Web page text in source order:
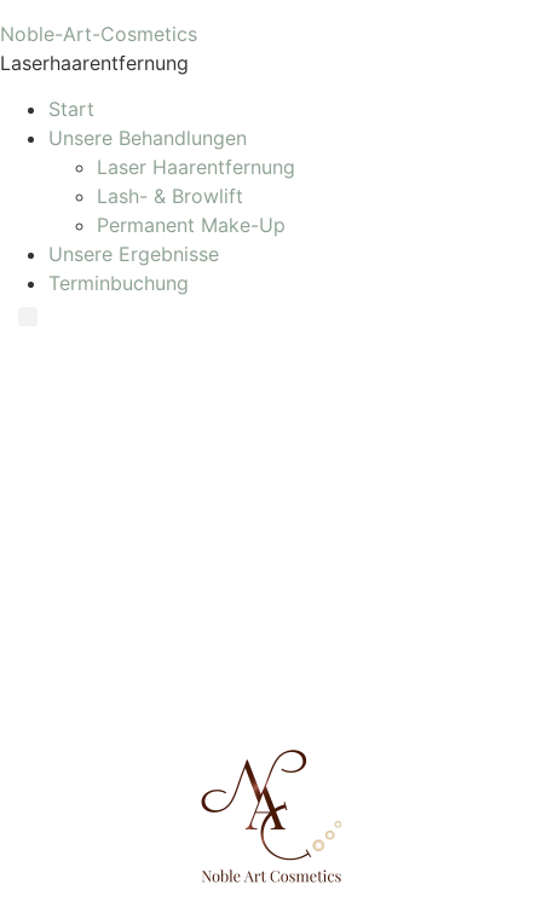
Noble-Art-Cosmetics
Laserhaarentfernung
Start
Unsere Behandlungen
Laser Haarentfernung
Lash- & Browlift
Permanent Make-Up
Unsere Ergebnisse
Terminbuchung